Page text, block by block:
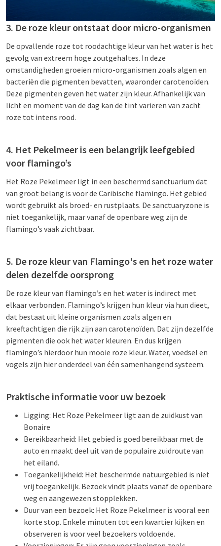
3. De roze kleur ontstaat door micro-organismen
De opvallende roze tot roodachtige kleur van het water is het
gevolg van extreem hoge zoutgehaltes. In deze
omstandigheden groeien micro-organismen zoals algen en
bacteriën die pigmenten bevatten, waaronder carotenoïden.
Deze pigmenten geven het water zijn kleur. Afhankelijk van
licht en moment van de dag kan de tint variëren van zacht
roze tot intens rood.
4. Het Pekelmeer is een belangrijk leefgebied
voor flamingo’s
Het Roze Pekelmeer ligt in een beschermd sanctuarium dat
van groot belang is voor de Caribische flamingo. Het gebied
wordt gebruikt als broed- en rustplaats. De sanctuaryzone is
niet toegankelijk, maar vanaf de openbare weg zijn de
flamingo’s vaak zichtbaar.
5. De roze kleur van Flamingo's en het roze water
delen dezelfde oorsprong
De roze kleur van flamingo’s en het water is indirect met
elkaar verbonden. Flamingo’s krijgen hun kleur via hun dieet,
dat bestaat uit kleine organismen zoals algen en
kreeftachtigen die rijk zijn aan carotenoïden. Dat zijn dezelfde
pigmenten die ook het water kleuren. En dus krijgen
flamingo’s hierdoor hun mooie roze kleur. Water, voedsel en
vogels zijn hier onderdeel van één samenhangend systeem.
Praktische informatie voor uw bezoek
Ligging: Het Roze Pekelmeer ligt aan de zuidkust van
Bonaire
Bereikbaarheid: Het gebied is goed bereikbaar met de
auto en maakt deel uit van de populaire zuidroute van
het eiland.
Toegankelijkheid: Het beschermde natuurgebied is niet
vrij toegankelijk. Bezoek vindt plaats vanaf de openbare
weg en aangewezen stopplekken.
Duur van een bezoek: Het Roze Pekelmeer is vooral een
korte stop. Enkele minuten tot een kwartier kijken en
observeren is voor veel bezoekers voldoende.